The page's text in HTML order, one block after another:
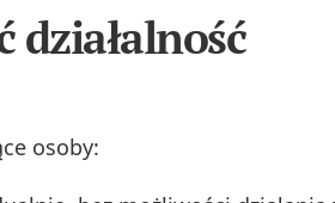
działalność
osoby: